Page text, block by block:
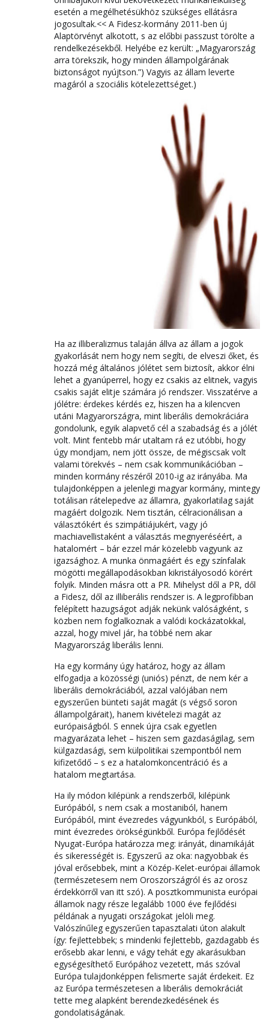
esetén a megélhetésükhöz szükséges ellátásra
jogosultak.<< A Fidesz-kormány 2011-ben új
Alaptörvényt alkotott, s az előbbi passzust törölte a
rendelkezésekből. Helyébe ez került: „Magyarország
arra törekszik, hogy minden állampolgárának
biztonságot nyújtson.”) Vagyis az állam leverte
magáról a szociális kötelezettséget.)
Ha az illiberalizmus talaján állva az állam a jogok
gyakorlását nem hogy nem segíti, de elveszi őket, és
hozzá még általános jólétet sem biztosít, akkor élni
lehet a gyanúperrel, hogy ez csakis az elitnek, vagyis
csakis saját elitje számára jó rendszer. Visszatérve a
jólétre: érdekes kérdés ez, hiszen ha a kilencven
utáni Magyarországra, mint liberális demokráciára
gondolunk, egyik alapvető cél a szabadság és a jólét
volt. Mint fentebb már utaltam rá ez utóbbi, hogy
úgy mondjam, nem jött össze, de mégiscsak volt
valami törekvés – nem csak kommunikációban –
minden kormány részéről 2010-ig az irányába. Ma
tulajdonképpen a jelenlegi magyar kormány, mintegy
totálisan rátelepedve az államra, gyakorlatilag saját
magáért dolgozik. Nem tisztán, célracionálisan a
választókért és szimpátiájukért, vagy jó
machiavellistaként a választás megnyeréséért, a
hatalomért – bár ezzel már közelebb vagyunk az
igazsághoz. A munka önmagáért és egy színfalak
mögötti megállapodásokban kikristályosodó körért
folyik. Minden másra ott a PR. Mihelyst dől a PR, dől
a Fidesz, dől az illiberális rendszer is. A legprofibban
felépített hazugságot adják nekünk valóságként, s
közben nem foglalkoznak a valódi kockázatokkal,
azzal, hogy mivel jár, ha többé nem akar
Magyarország liberális lenni.
Ha egy kormány úgy határoz, hogy az állam
elfogadja a közösségi (uniós) pénzt, de nem kér a
liberális demokráciából, azzal valójában nem
egyszerűen bünteti saját magát (s végső soron
állampolgárait), hanem kivételezi magát az
európaiságból. S ennek újra csak egyetlen
magyarázata lehet – hiszen sem gazdaságilag, sem
külgazdasági, sem külpolitikai szempontból nem
kifizetődő – s ez a hatalomkoncentráció és a
hatalom megtartása.
Ha ily módon kilépünk a rendszerből, kilépünk
Európából, s nem csak a mostaniból, hanem
Európából, mint évezredes vágyunkból, s Európából,
mint évezredes örökségünkből. Európa fejlődését
Nyugat-Európa határozza meg: irányát, dinamikáját
és sikerességét is. Egyszerű az oka: nagyobbak és
jóval erősebbek, mint a Közép-Kelet-európai államok
(természetesem nem Oroszországról és az orosz
érdekkörről van itt szó). A posztkommunista európai
államok nagy része legalább 1000 éve fejlődési
példának a nyugati országokat jelöli meg.
Valószínűleg egyszerűen tapasztalati úton alakult
így: fejlettebbek; s mindenki fejlettebb, gazdagabb és
erősebb akar lenni, e vágy tehát egy akarásukban
egységesíthető Európához vezetett, más szóval
Európa tulajdonképpen felismerte saját érdekeit. Ez
az Európa természetesen a liberális demokráciát
tette meg alapként berendezkedésének és
gondolatiságának.